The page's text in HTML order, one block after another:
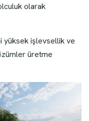
olarak
yüksek işlevsellik ve
üretme